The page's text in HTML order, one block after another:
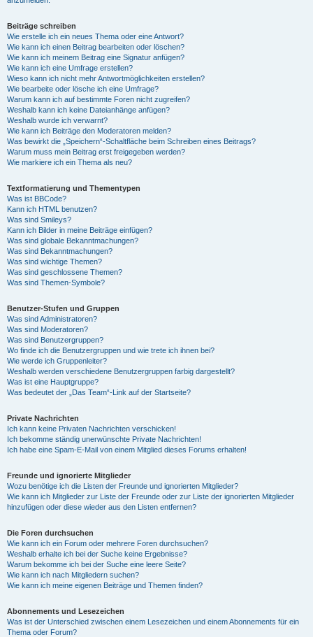
Beiträge schreiben
Wie erstelle ich ein neues Thema oder eine Antwort?
Wie kann ich einen Beitrag bearbeiten oder löschen?
Wie kann ich meinem Beitrag eine Signatur anfügen?
Wie kann ich eine Umfrage erstellen?
Wieso kann ich nicht mehr Antwortmöglichkeiten erstellen?
Wie bearbeite oder lösche ich eine Umfrage?
Warum kann ich auf bestimmte Foren nicht zugreifen?
Weshalb kann ich keine Dateianhänge anfügen?
Weshalb wurde ich verwarnt?
Wie kann ich Beiträge den Moderatoren melden?
Was bewirkt die „Speichern“-Schaltfläche beim Schreiben eines Beitrags?
Warum muss mein Beitrag erst freigegeben werden?
Wie markiere ich ein Thema als neu?
Textformatierung und Thementypen
Was ist BBCode?
Kann ich HTML benutzen?
Was sind Smileys?
Kann ich Bilder in meine Beiträge einfügen?
Was sind globale Bekanntmachungen?
Was sind Bekanntmachungen?
Was sind wichtige Themen?
Was sind geschlossene Themen?
Was sind Themen-Symbole?
Benutzer-Stufen und Gruppen
Was sind Administratoren?
Was sind Moderatoren?
Was sind Benutzergruppen?
Wo finde ich die Benutzergruppen und wie trete ich ihnen bei?
Wie werde ich Gruppenleiter?
Weshalb werden verschiedene Benutzergruppen farbig dargestellt?
Was ist eine Hauptgruppe?
Was bedeutet der „Das Team“-Link auf der Startseite?
Private Nachrichten
Ich kann keine Privaten Nachrichten verschicken!
Ich bekomme ständig unerwünschte Private Nachrichten!
Ich habe eine Spam-E-Mail von einem Mitglied dieses Forums erhalten!
Freunde und ignorierte Mitglieder
Wozu benötige ich die Listen der Freunde und ignorierten Mitglieder?
Wie kann ich Mitglieder zur Liste der Freunde oder zur Liste der ignorierten Mitglieder
hinzufügen oder diese wieder aus den Listen entfernen?
Die Foren durchsuchen
Wie kann ich ein Forum oder mehrere Foren durchsuchen?
Weshalb erhalte ich bei der Suche keine Ergebnisse?
Warum bekomme ich bei der Suche eine leere Seite?
Wie kann ich nach Mitgliedern suchen?
Wie kann ich meine eigenen Beiträge und Themen finden?
Abonnements und Lesezeichen
Was ist der Unterschied zwischen einem Lesezeichen und einem Abonnements für ein
Thema oder Forum?